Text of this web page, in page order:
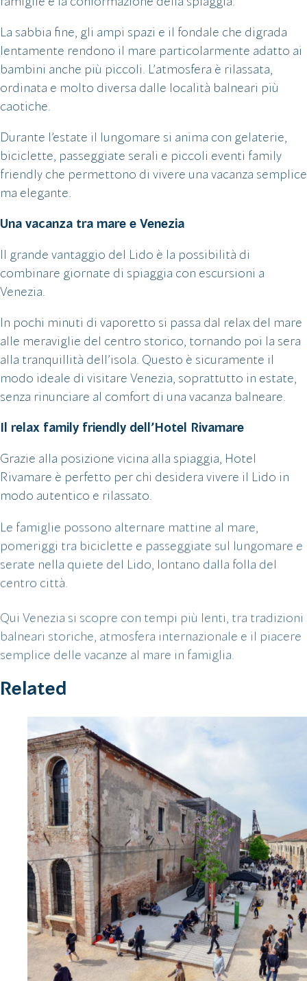
La sabbia fine, gli ampi spazi e il fondale che digrada
lentamente rendono il mare particolarmente adatto ai
bambini anche più piccoli. L’atmosfera è rilassata,
ordinata e molto diversa dalle località balneari più
caotiche.
Durante l’estate il lungomare si anima con gelaterie,
biciclette, passeggiate serali e piccoli eventi family
friendly che permettono di vivere una vacanza semplice
ma elegante.
Una vacanza tra mare e Venezia
Il grande vantaggio del Lido è la possibilità di
combinare giornate di spiaggia con escursioni a
Venezia.
In pochi minuti di vaporetto si passa dal relax del mare
alle meraviglie del centro storico, tornando poi la sera
alla tranquillità dell’isola. Questo è sicuramente il
modo ideale di visitare Venezia, soprattutto in estate,
senza rinunciare al comfort di una vacanza balneare.
Il relax family friendly dell’Hotel Rivamare
Grazie alla posizione vicina alla spiaggia, Hotel
Rivamare è perfetto per chi desidera vivere il Lido in
modo autentico e rilassato.
Le famiglie possono alternare mattine al mare,
pomeriggi tra biciclette e passeggiate sul lungomare e
serate nella quiete del Lido, lontano dalla folla del
centro città.
Qui Venezia si scopre con tempi più lenti, tra tradizioni
balneari storiche, atmosfera internazionale e il piacere
semplice delle vacanze al mare in famiglia.
Related